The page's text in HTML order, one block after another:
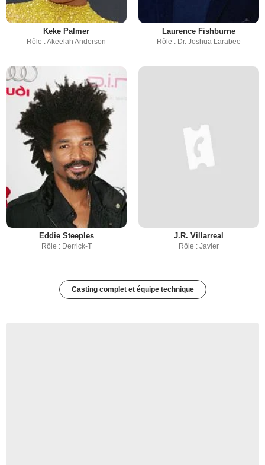
Keke Palmer
Rôle : Akeelah Anderson
Laurence Fishburne
Rôle : Dr. Joshua Larabee
Eddie Steeples
Rôle : Derrick-T
J.R. Villarreal
Rôle : Javier
Casting complet et équipe technique